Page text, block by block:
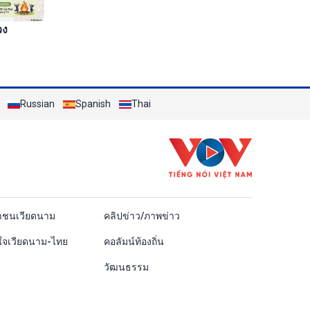
Russian Spanish Thai
นเวียดนาม คลิปข่าว/ภาพข่าว
เวียดนาม-ไทย คอลัมน์ท้องถิ่น
วัฒนธรรม